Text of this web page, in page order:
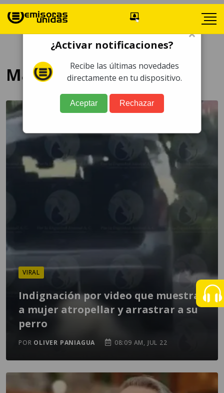
Maltrato animal
VIRAL
Indignación por video que muestra
a mujer atropellar y arrastrar a su
perro
POR OLIVER PANIAGUA 08:09 AM, JUL 22
×
¿Activar notificaciones?
Recibe las últimas novedades
directamente en tu dispositivo.
Aceptar Rechazar